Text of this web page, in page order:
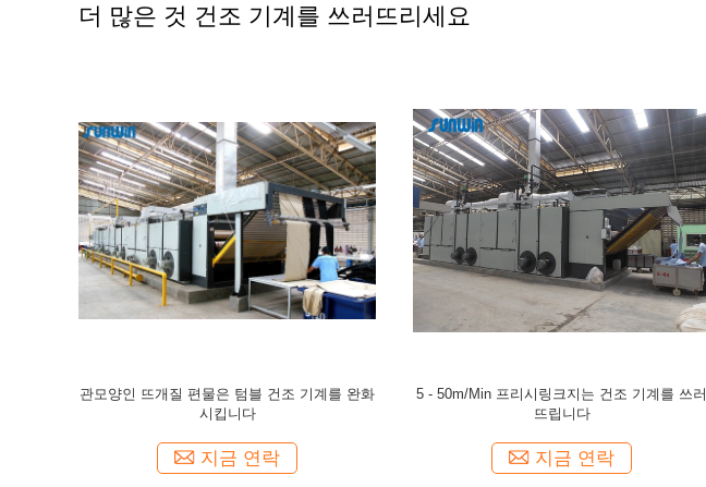
더 많은 것 건조 기계를 쓰러뜨리세요
5 - 스텐터 구성 열 고정 시간을 완성하는
100m/Min 텀블 건조 기계
지금 연락
구성 직물 드라이어를 위한 다량 생산 석유 히
트드 텀블 드라이어 기계
지금 연락